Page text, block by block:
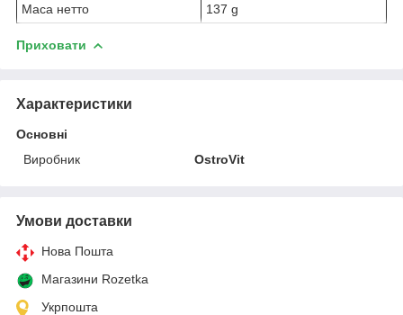
Маса нетто
137 g
Приховати
Характеристики
Основні
Виробник
OstroVit
Умови доставки
Нова Пошта
Магазини Rozetka
Укрпошта